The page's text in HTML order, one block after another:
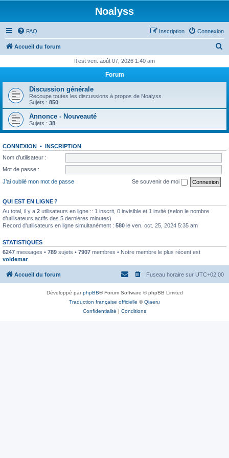
Noalyss
FAQ Connexion
Inscription
Accueil du forum
h
r
h
Il est ven. août 07, 2026 1:40 am
Forum
Discussion générale
Recoupe toutes les discussions à propos de Noalyss
Sujets : 850
Annonce - Nouveauté
Sujets : 38
CONNEXION • INSCRIPTION
Nom d’utilisateur :
Mot de passe :
J’ai oublié mon mot de passe
Se souvenir de moi
QUI EST EN LIGNE ?
Au total, il y a 2 utilisateurs en ligne :: 1 inscrit, 0 invisible et 1 invité (selon le nombre
d’utilisateurs actifs des 5 dernières minutes)
Record d’utilisateurs en ligne simultanément : 580 le ven. oct. 25, 2024 5:35 am
STATISTIQUES
6247 messages • 789 sujets • 7907 membres • Notre membre le plus récent est
voldemar
Accueil du forum Fuseau horaire sur UTC+02:00
Développé parphpBB® Forum Software © phpBB Limited
Traduction française officielle ©Qiaeru
Confidentialité | Conditions